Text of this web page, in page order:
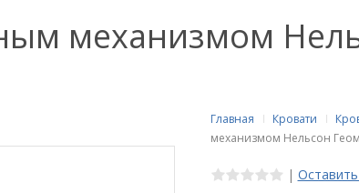
механизмом
Главная Кровати
механизмом Нельсон
|